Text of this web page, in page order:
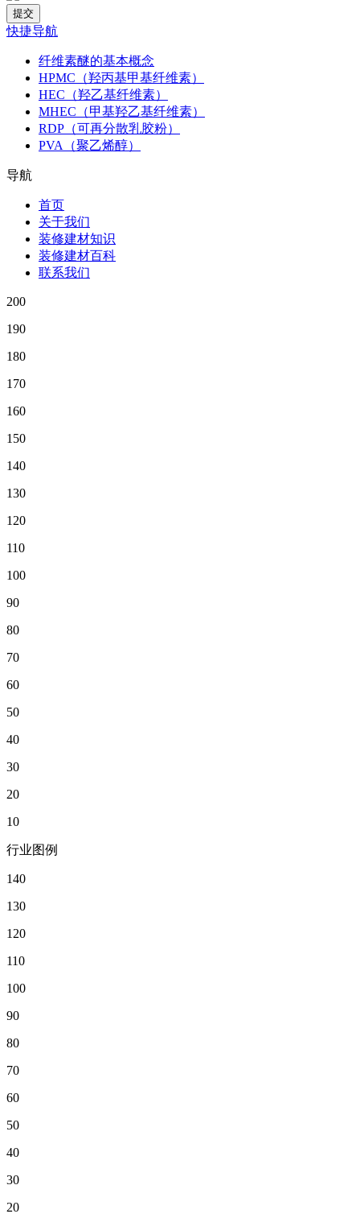
快捷导航
纤维素醚的基本概念
HPMC（羟丙基甲基纤维素）
HEC（羟乙基纤维素）
MHEC（甲基羟乙基纤维素）
RDP（可再分散乳胶粉）
PVA（聚乙烯醇）
导航
首页
关于我们
装修建材知识
装修建材百科
联系我们
200
190
180
170
160
150
140
130
120
110
100
90
80
70
60
50
40
30
20
10
行业图例
140
130
120
110
100
90
80
70
60
50
40
30
20